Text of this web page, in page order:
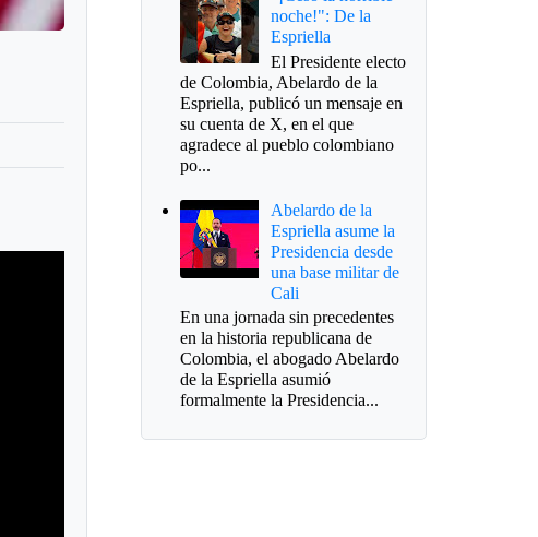
noche!": De la
Espriella
El Presidente electo
de Colombia, Abelardo de la
Espriella, publicó un mensaje en
su cuenta de X, en el que
agradece al pueblo colombiano
po...
Abelardo de la
Espriella asume la
Presidencia desde
una base militar de
Cali
En una jornada sin precedentes
en la historia republicana de
Colombia, el abogado Abelardo
de la Espriella asumió
formalmente la Presidencia...